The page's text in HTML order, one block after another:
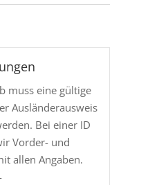
muss eine gültige
Ausländerausweis
Bei einer ID
Vorder- und
allen Angaben.